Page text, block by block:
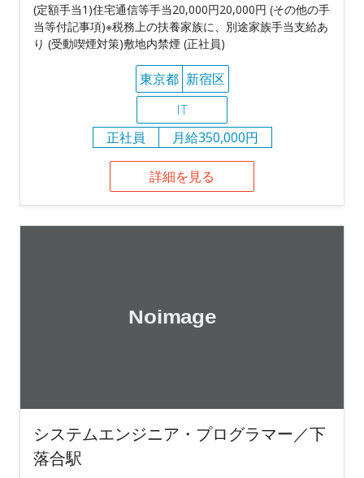
(定額手当1)住宅通信等手当20,000円20,000円 (その他の手
当等付記事項)※税務上の扶養家族に、別途家族手当支給あ
り (受動喫煙対策)敷地内禁煙 (正社員)
東京都 新宿区
IT
正社員
月給350,000円
詳細を見る
システムエンジニア・プログラマー／下
落合駅